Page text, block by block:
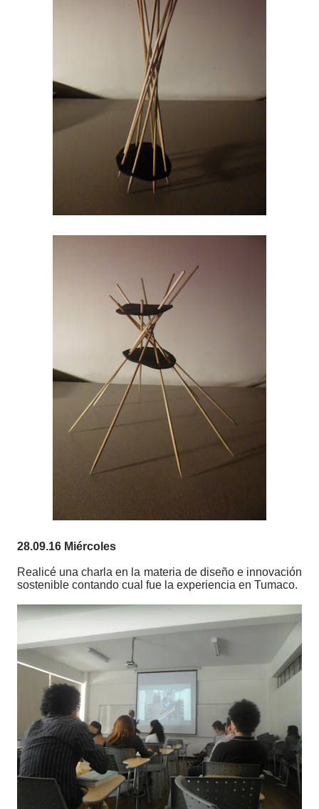
28.09.16 Miércoles
Realicé una charla en la materia de diseño e innovación
sostenible contando cual fue la experiencia en Tumaco.